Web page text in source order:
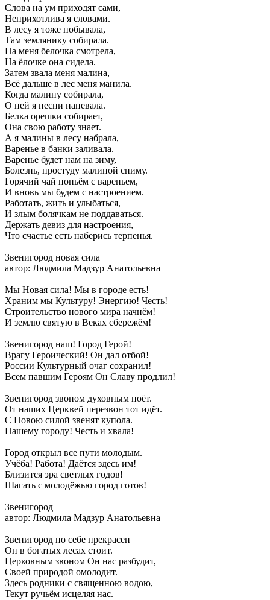
Слова на ум приходят сами,
Неприхотлива я словами.
В лесу я тоже побывала,
Там землянику собирала.
На меня белочка смотрела,
На ёлочке она сидела.
Затем звала меня малина,
Всё дальше в лес меня манила.
Когда малину собирала,
О ней я песни напевала.
Белка орешки собирает,
Она свою работу знает.
А я малины в лесу набрала,
Варенье в банки заливала.
Варенье будет нам на зиму,
Болезнь, простуду малиной сниму.
Горячий чай попьём с вареньем,
И вновь мы будем с настроением.
Работать, жить и улыбаться,
И злым болячкам не поддаваться.
Держать девиз для настроения,
Что счастье есть наберись терпенья.
Звенигород новая сила
автор: Людмила Мадзур Анатольевна
Мы Новая сила! Мы в городе есть!
Храним мы Культуру! Энергию! Честь!
Строительство нового мира начнём!
И землю святую в Веках сбережём!
Звенигород наш! Город Герой!
Врагу Героический! Он дал отбой!
России Культурный очаг сохранил!
Всем павшим Героям Он Славу продлил!
Звенигород звоном духовным поёт.
От наших Церквей перезвон тот идёт.
С Новою силой звенят купола.
Нашему городу! Честь и хвала!
Город открыл все пути молодым.
Учёба! Работа! Даётся здесь им!
Близится эра светлых годов!
Шагать с молодёжью город готов!
Звенигород
автор: Людмила Мадзур Анатольевна
Звенигород по себе прекрасен
Он в богатых лесах стоит.
Церковным звоном Он нас разбудит,
Своей природой омолодит.
Здесь родники с священною водою,
Текут ручьём исцеляя нас.